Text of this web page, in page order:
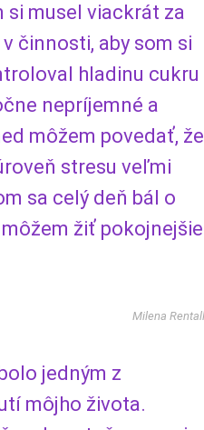
si musel viackrát za
činnosti, aby som si
hladinu cukru
nepríjemné a
môžem povedať, že
stresu veľmi
sa celý deň bál o
žiť pokojnejšie
Milena Rentall
jedným z
môjho života.